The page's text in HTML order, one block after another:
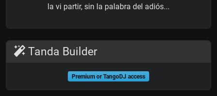
la vi partir, sin la palabra del adiós...
Tanda Builder
Premium or TangoDJ access